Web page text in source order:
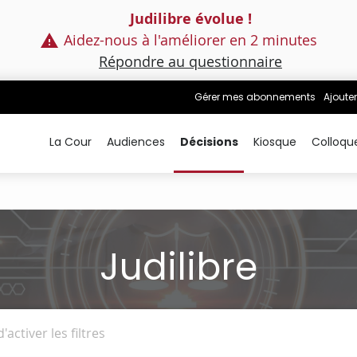
Judilibre évolue !
Aidez-nous à l'améliorer en 2 minutes
Répondre au questionnaire
Gérer mes abonnements
La Cour Audiences Décisions Kiosque
Judilibre